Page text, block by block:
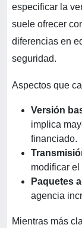
especificar la
suele ofrecer
diferencias en
seguridad.
Aspectos que
Versión
implica
financiado.
modificar
Paquetes
agencia
Mientras más